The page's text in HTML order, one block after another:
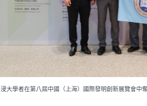
浸大學者在第八屆中國（上海）國際發明創新展覽會中